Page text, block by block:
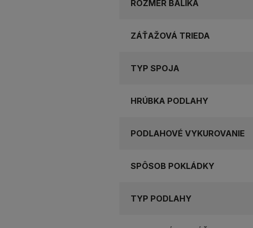
ROZMER BALÍKA
ZÁŤAŽOVÁ TRIEDA
TYP SPOJA
HRÚBKA PODLAHY
PODLAHOVÉ VYKUROVANIE
SPÔSOB POKLÁDKY
TYP PODLAHY